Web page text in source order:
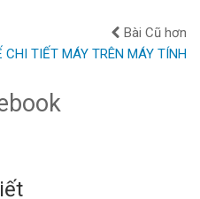
Bài Cũ hơn
CHI TIẾT MÁY TRÊN MÁY TÍNH